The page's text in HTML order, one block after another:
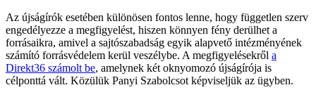
Az újságírók esetében különösen fontos lenne, hogy független szerv
engedélyezze a megfigyelést, hiszen könnyen fény derülhet a
forrásaikra, amivel a sajtószabadság egyik alapvető intézményének
számító forrásvédelem kerül veszélybe. A megfigyelésekről a
Direkt36 számolt be, amelynek két oknyomozó újságírója is
célponttá vált. Közülük Panyi Szabolcsot képviseljük az ügyben.